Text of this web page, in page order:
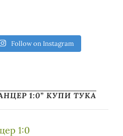
Follow on Instagram
1:0” КУПИ ТУКА